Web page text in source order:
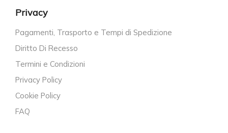
Privacy
Pagamenti, Trasporto e Tempi di Spedizione
Diritto Di Recesso
Termini e Condizioni
Privacy Policy
Cookie Policy
FAQ